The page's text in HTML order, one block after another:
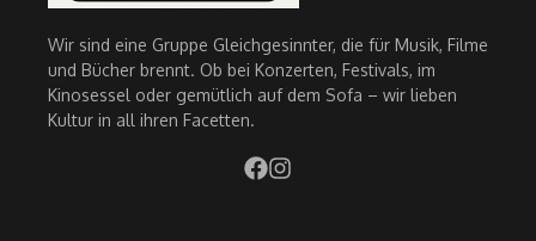
Wir sind eine Gruppe Gleichgesinnter, die für Musik, Filme
und Bücher brennt. Ob bei Konzerten, Festivals, im
Kinosessel oder gemütlich auf dem Sofa – wir lieben
Kultur in all ihren Facetten.